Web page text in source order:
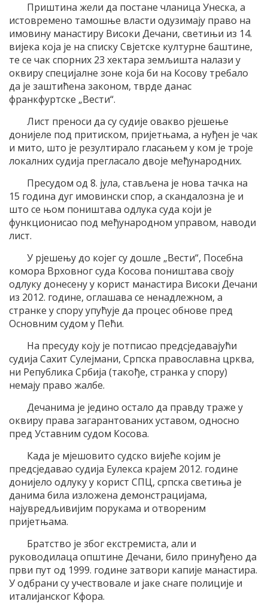
Приштина жели да постане чланица Унеска, а
истовремено тамошње власти одузимају право на
имовину манастиру Високи Дечани, светињи из 14.
вијека која је на списку Свјетске културне баштине,
те се чак спорних 23 хектара земљишта налази у
оквиру специјалне зоне која би на Косову требало
да је заштићена законом, тврде данас
франкфуртске „Вести“.
Лист преноси да су судије овакво рјешење
донијеле под притиском, пријетњама, а нуђен је чак
и мито, што је резултирало гласањем у ком је троје
локалних судија прегласало двоје међународних.
Пресудом од 8. јула, стављена је нова тачка на
15 година дуг имовински спор, а скандалозна је и
што се њом поништава одлука суда који је
функционисао под међународном управом, наводи
лист.
У рјешењу до којег су дошле „Вести“, Посебна
комора Врховног суда Косова поништава своју
одлуку донесену у корист манастира Високи Дечани
из 2012. године, оглашава се ненадлежном, а
странке у спору упућује да процес обнове пред
Основним судом у Пећи.
На пресуду коју је потписао предсједавајући
судија Сахит Сулејмани, Српска православна црква,
ни Република Србија (такође, странка у спору)
немају право жалбе.
Дечанима је једино остало да правду траже у
оквиру права загарантованих уставом, односно
пред Уставним судом Косова.
Када је мјешовито судско вијеће којим је
предсједавао судија Еулекса крајем 2012. године
донијело одлуку у корист СПЦ, српска светиња је
данима била изложена демонстрацијама,
најувредљивијим порукама и отвореним
пријетњама.
Братство је због екстремиста, али и
руководилаца општине Дечани, било принуђено да
први пут од 1999. године затвори капије манастира.
У одбрани су учествовале и јаке снаге полиције и
италијанског Кфора.